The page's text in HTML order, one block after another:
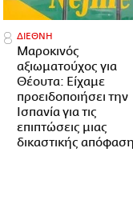
ΔΙΕΘΝΗ
Μαροκινός
αξιωματούχος για
Θέουτα: Είχαμε
προειδοποιήσει την
Ισπανία για τις
επιπτώσεις μιας
δικαστικής